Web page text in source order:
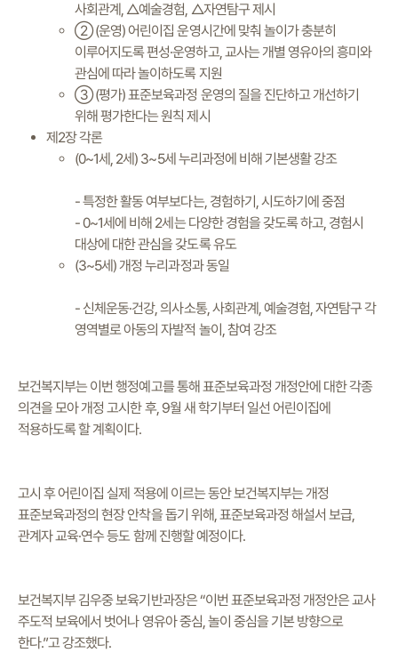
사회관계, △예술경험, △자연탐구 제시
② (운영) 어린이집 운영시간에 맞춰 놀이가 충분히
이루어지도록 편성·운영하고, 교사는 개별 영유아의 흥미와
관심에 따라 놀이하도록 지원
③ (평가) 표준보육과정 운영의 질을 진단하고 개선하기
위해 평가한다는 원칙 제시
제2장 각론
(0~1세, 2세) 3~5세 누리과정에 비해 기본생활 강조
- 특정한 활동 여부보다는, 경험하기, 시도하기에 중점
- 0~1세에 비해 2세는 다양한 경험을 갖도록 하고, 경험시
대상에 대한 관심을 갖도록 유도
(3~5세) 개정 누리과정과 동일
- 신체운동·건강, 의사소통, 사회관계, 예술경험, 자연탐구 각
영역별로 아동의 자발적 놀이, 참여 강조
보건복지부는 이번 행정예고를 통해 표준보육과정 개정안에 대한 각종
의견을 모아 개정 고시한 후, 9월 새 학기부터 일선 어린이집에
적용하도록 할 계획이다.
고시 후 어린이집 실제 적용에 이르는 동안 보건복지부는 개정
표준보육과정의 현장 안착을 돕기 위해, 표준보육과정 해설서 보급,
관계자 교육·연수 등도 함께 진행할 예정이다.
보건복지부 김우중 보육기반과장은 “이번 표준보육과정 개정안은 교사
주도적 보육에서 벗어나 영유아 중심, 놀이 중심을 기본 방향으로
한다.”고 강조했다.